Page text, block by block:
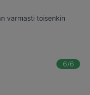
varmasti toisenkin
6/6